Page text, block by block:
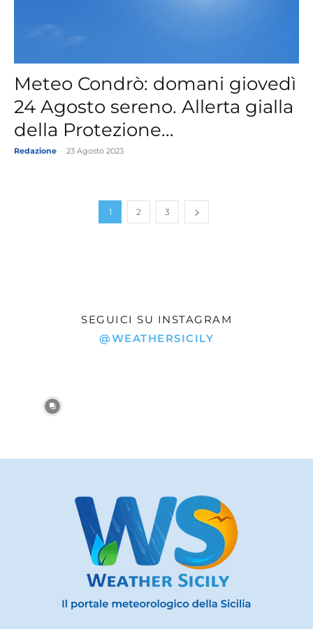
Meteo Condrò: domani giovedì
24 Agosto sereno. Allerta gialla
della Protezione...
Redazione 23 Agosto 2023
1 2 3
SEGUICI SU INSTAGRAM
@WEATHERSICILY